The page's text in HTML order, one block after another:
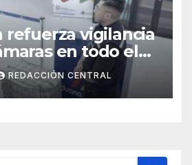
refuerza vigilancia
en todo el
REDACCIÓN CENTRAL